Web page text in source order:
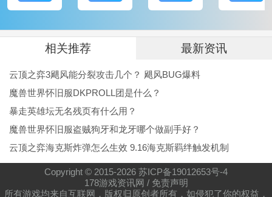
相关推荐 最新资讯
云顶之弈3飓风能分裂攻击几个？ 飓风BUG爆料
魔兽世界怀旧服DKPROLL团是什么？
暴走英雄坛无名残页有什么用？
魔兽世界怀旧服盗贼狗牙和龙牙哪个做副手好？
云顶之弈海克斯炸弹怎么生效 9.16海克斯羁绊触发机制
Copyright © 2015-2026 苏ICP备19012653号-4
178游戏资讯网 / 免责声明
所有游戏均来自互联网，版权归原创者所有，如侵犯了你的权益，